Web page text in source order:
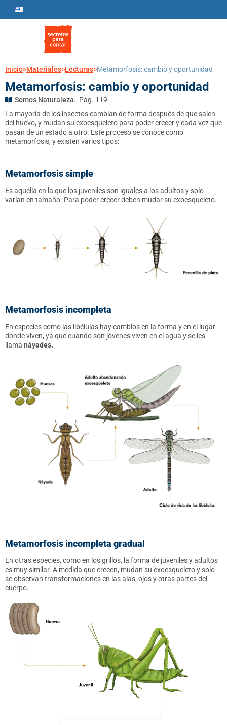
Inicio>Materiales>Lecturas>Metamorfosis: cambio y oportunidad
Metamorfosis: cambio y oportunidad
Somos Naturaleza. Pág. 119
La mayoría de los insectos cambian de forma después de que salen
del huevo, y mudan su exoesqueleto para poder crecer y cada vez que
pasan de un estado a otro. Este proceso se conoce como
metamorfosis, y existen varios tipos:
Metamorfosis simple
Es aquella en la que los juveniles son iguales a los adultos y solo
varían en tamaño. Para poder crecer deben mudar su exoesqueleto.
Metamorfosis incompleta
En especies como las libélulas hay cambios en la forma y en el lugar
donde viven, ya que cuando son jóvenes viven en el agua y se les
llama náyades.
Metamorfosis incompleta gradual
En otras especies, como en los grillos, la forma de juveniles y adultos
es muy similar. A medida que crecen, mudan su exoesqueleto y solo
se observan transformaciones en las alas, ojos y otras partes del
cuerpo.